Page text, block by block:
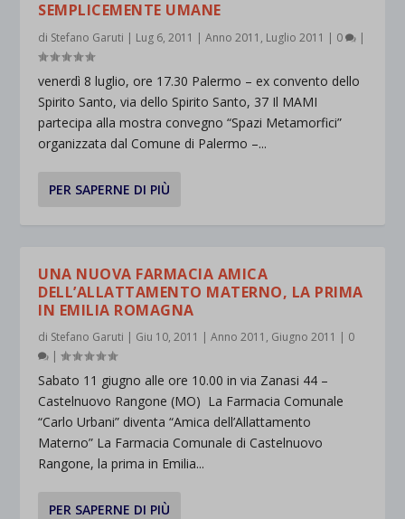
SEMPLICEMENTE UMANE
di Stefano Garuti | Lug 6, 2011 |Anno 2011 , Luglio 2011 | 0 |
venerdì 8 luglio, ore 17.30 Palermo – ex convento dello
Spirito Santo, via dello Spirito Santo, 37 Il MAMI
partecipa alla mostra convegno “Spazi Metamorfici”
organizzata dal Comune di Palermo –...
PER SAPERNE DI PIÙ
UNA NUOVA FARMACIA AMICA
DELL’ALLATTAMENTO MATERNO, LA PRIMA
IN EMILIA ROMAGNA
di Stefano Garuti | Giu 10, 2011 |Anno 2011 , Giugno 2011 | 0
|
Sabato 11 giugno alle ore 10.00 in via Zanasi 44 –
Castelnuovo Rangone (MO) La Farmacia Comunale
“Carlo Urbani” diventa “Amica dell’Allattamento
Materno” La Farmacia Comunale di Castelnuovo
Rangone, la prima in Emilia...
PER SAPERNE DI PIÙ